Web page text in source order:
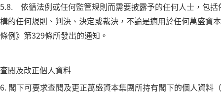
5.8. 依循法例或任何監管規則而需要披露予的任何人士，包
構的任何規則、判決、決定或裁決，不論是適用於任何萬盛資
條例》第329條所發出的通知。
查閱及改正個人資料
6. 閣下可要求查閱及更正萬盛資本集團所持有閣下的個人資